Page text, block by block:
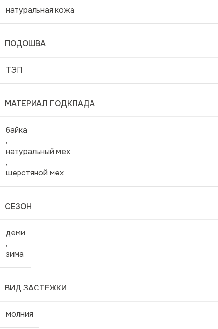
натуральная кожа
ПОДОШВА
ТЭП
МАТЕРИАЛ ПОДКЛАДА
байка
,
натуральный мех
,
шерстяной мех
СЕЗОН
деми
,
зима
ВИД ЗАСТЕЖКИ
молния